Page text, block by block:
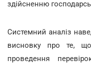
здійсненню
Системний аналіз
висновку про те,
проведення